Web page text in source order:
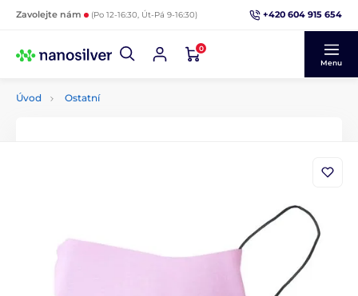
Zavolejte nám (Po 12-16:30, Út-Pá 9-16:30) +420 604 915 654
0
Menu
Úvod Ostatní